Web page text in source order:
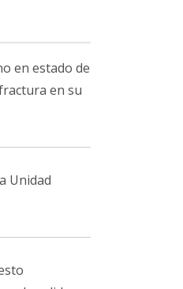
en estado de
en su
Unidad